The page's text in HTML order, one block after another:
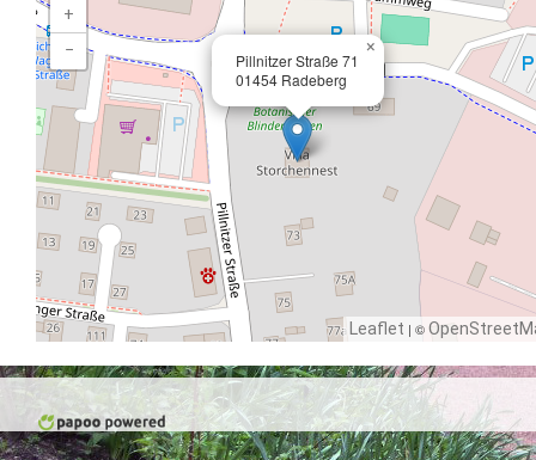
Pillnitzer Straße 71
01454 Radeberg
×
+
−
Leaflet | ©